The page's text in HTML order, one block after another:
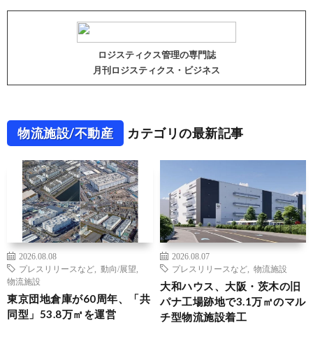
ロジスティクス管理の専門誌
月刊ロジスティクス・ビジネス
物流施設/不動産 カテゴリの最新記事
2026.08.08
プレスリリースなど
動向/展望
物流施設
東京団地倉庫が60周年、「共
同型」53.8万㎡を運営
2026.08.07
プレスリリースなど
物流施設
大和ハウス、大阪・茨木の旧
パナ工場跡地で3.1万㎡のマル
チ型物流施設着工